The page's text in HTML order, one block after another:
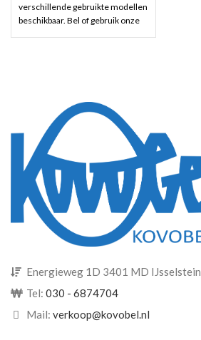
verschillende gebruikte modellen
beschikbaar. Bel of gebruik onze
Energieweg 1D 3401 MD IJsselstein
Tel: 030 - 6874704
Mail: verkoop@kovobel.nl